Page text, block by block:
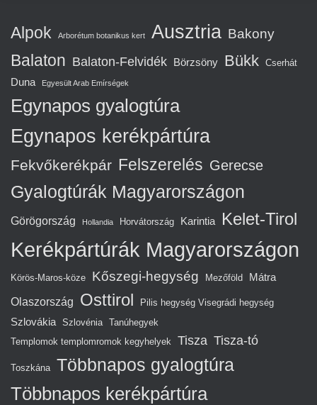
Alpok Arborétum botanikus kert Ausztria Bakony
Balaton Balaton-Felvidék Börzsöny Bükk Cserhát
Duna Egyesült Arab Emírségek
Egynapos gyalogtúra
Egynapos kerékpártúra
Fekvőkerékpár Felszerelés Gerecse
Gyalogtúrák Magyarországon
Görögország Hollandia Horvátország Karintia Kelet-Tirol
Kerékpártúrák Magyarországon
Körös-Maros-köze Kőszegi-hegység Mezőföld Mátra
Olaszország Osttirol Pilis hegység Visegrádi hegység
Szlovákia Szlovénia Tanúhegyek
Templomok templomromok kegyhelyek Tisza Tisza-tó
Toszkána Többnapos gyalogtúra
Többnapos kerékpártúra